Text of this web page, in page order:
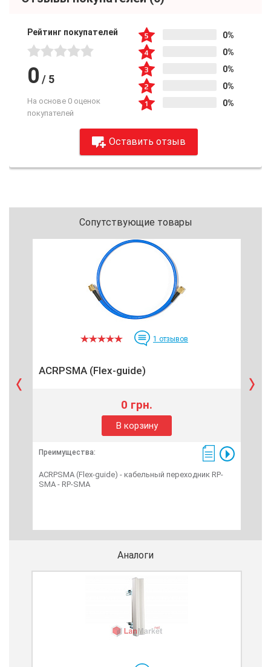
Рейтинг покупателей
0 / 5
На основе 0 оценок
покупателей
0%
0%
0%
0%
0%
Оставить отзыв
Сопутствующие товары
1 отзывов
ACRPSMA (Flex-guide)
0 грн.
В корзину
Преимущества:
ACRPSMA (Flex-guide) - кабельный переходник RP-
SMA - RP-SMA
Аналоги